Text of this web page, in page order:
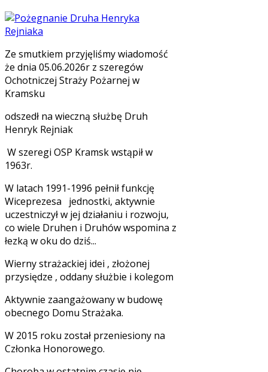
Ze smutkiem przyjęliśmy wiadomość
że dnia 05.06.2026r z szeregów
Ochotniczej Straży Pożarnej w
Kramsku
odszedł na wieczną służbę Druh
Henryk Rejniak
W szeregi OSP Kramsk wstąpił w
1963r.
W latach 1991-1996 pełnił funkcję
Wiceprezesa jednostki, aktywnie
uczestniczył w jej działaniu i rozwoju,
co wiele Druhen i Druhów wspomina z
łezką w oku do dziś...
Wierny strażackiej idei , złożonej
przysiędze , oddany służbie i kolegom
Aktywnie zaangażowany w budowę
obecnego Domu Strażaka.
W 2015 roku został przeniesiony na
Członka Honorowego.